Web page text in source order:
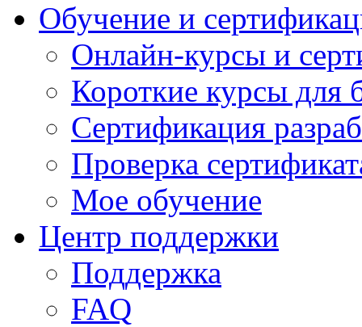
Обучение и
Онлайн-курсы и
Короткие курсы для
Сертификация
Проверка
Мое обучение
Центр поддержки
Поддержка
FAQ